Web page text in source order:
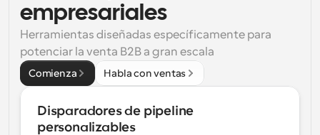
empresariales
Herramientas diseñadas específicamente para
potenciar la venta B2B a gran escala
Comienza Habla con ventas
Disparadores de pipeline
personalizables